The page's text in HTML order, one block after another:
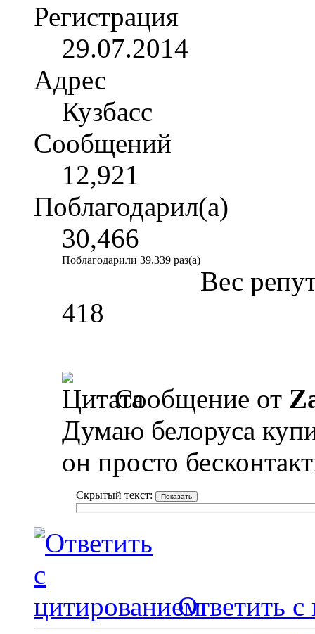
Регистрация
29.07.2014
Адрес
Кузбасс
Сообщений
12,921
Поблагодарил(а)
30,466
Поблагодарили 39,339 раз(а)
Вес
418
Сообщение от
Думаю белоруса
он просто
Скрытый текст:
Ответить с